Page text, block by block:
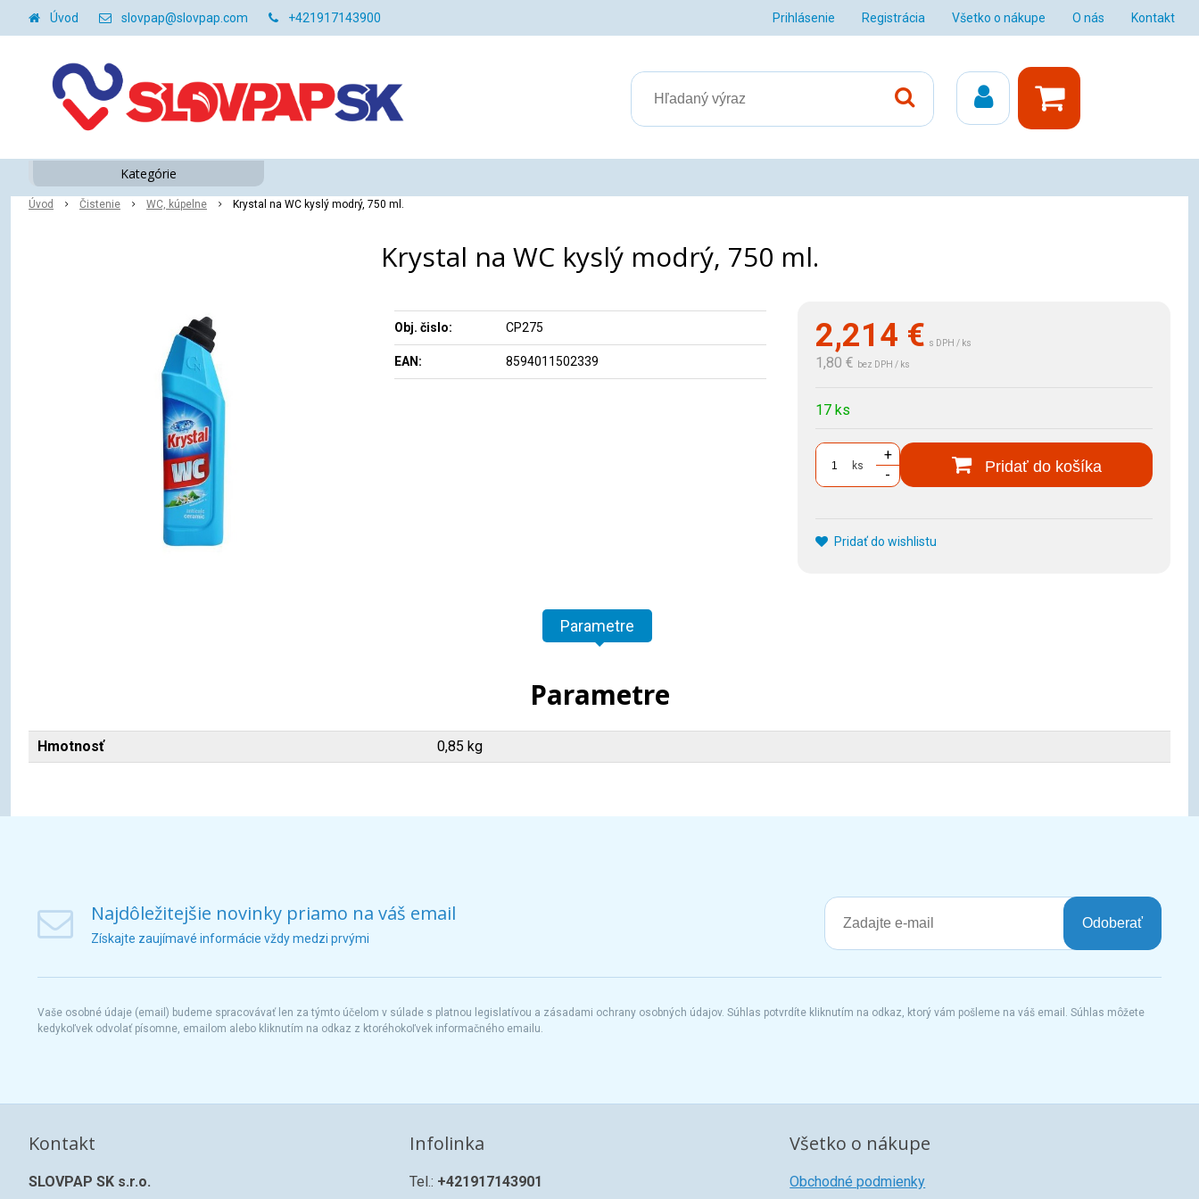
Úvod slovpap@slovpap.com +421917143900 Prihlásenie Registrácia Všetko o nákupe O nás Kontakt
Úvod Čistenie WC, kúpelne Krystal na WC kyslý modrý, 750 ml.
Krystal na WC kyslý modrý, 750 ml.
2,214 € s DPH / ks
1,80 € bez DPH / ks
17 ks
ks
+
-
Pridať do košíka
Pridať do wishlistu
Obj. čislo: CP275
EAN: 8594011502339
Parametre
Parametre
Hmotnosť 0,85 kg
Kategórie
Najdôležitejšie novinky priamo na váš email
Získajte zaujímavé informácie vždy medzi prvými
Odoberať
Vaše osobné údaje (email) budeme spracovávať len za týmto účelom v súlade s platnou legislatívou a zásadami ochrany osobných údajov. Súhlas potvrdíte kliknutím na odkaz, ktorý vám pošleme na váš email. Súhlas môžete
kedykoľvek odvolať písomne, emailom alebo kliknutím na odkaz z ktoréhokoľvek informačného emailu.
Kontakt
SLOVPAP SK s.r.o.
Infolinka
Tel.: +421917143901
Všetko o nákupe
Obchodné podmienky